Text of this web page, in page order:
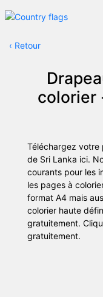
‹ Retour
colorier
Téléchargez votre
de Sri Lanka ici.
courants pour les
les pages à
format A4 mais
colorier haute
gratuitement.
gratuitement.